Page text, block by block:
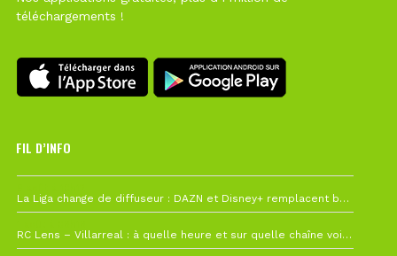
téléchargements !
FIL D’INFO
La Liga change de diffuseur : DAZN et Disney+ remplacent beIN Sports !
RC Lens – Villarreal : à quelle heure et sur quelle chaîne voir la finale de la Como Cup ?